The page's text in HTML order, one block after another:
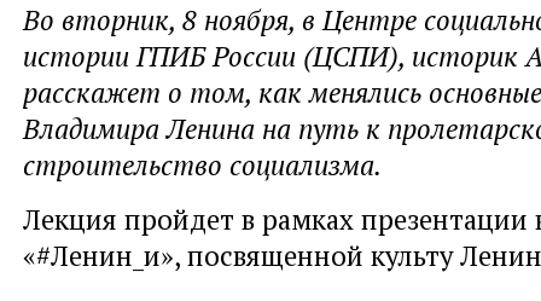
Во вторник, 8 ноября, в Центре
истории ГПИБ России (ЦСПИ), историк
расскажет о том, как менялись
Владимира Ленина на путь к
строительство социализма.
Лекция пройдет в рамках презентации
«#Ленин_и», посвященной культу